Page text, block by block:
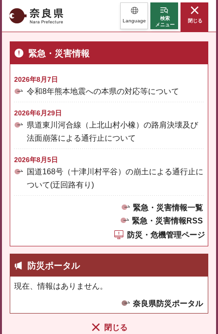
奈良県 Language
検索
メニュー
閉じる
緊急・災害情報
2026年8月7日
令和8年熊本地震への本県の対応等について
2026年6月29日
県道東川河合線（上北山村小橡）の路肩決壊及び
法面崩落による通行止について
2026年8月5日
国道168号（十津川村平谷）の崩土による通行止に
ついて(迂回路有り)
緊急・災害情報一覧
緊急・災害情報RSS
防災・危機管理ページ
防災ポータル
現在、情報はありません。
奈良県防災ポータル
閉じる